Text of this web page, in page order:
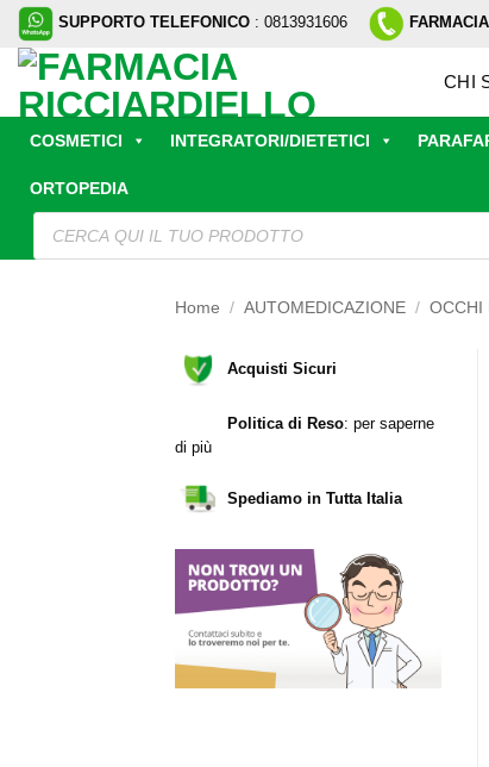
Salta
contenuti
SUPPORTO TELEFONICO : 0813931606 FARMACIA
CHI
COSMETICI INTEGRATORI/DIETETICI
ORTOPEDIA
Ricerca
prodotti
Home / AUTOMEDICAZIONE / OCCHI
Acquisti Sicuri
Politica di Reso: per saperne
di più
Spediamo in Tutta Italia